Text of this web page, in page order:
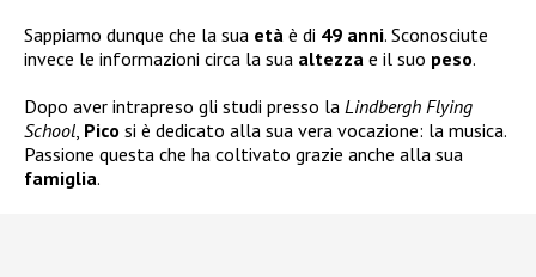
Sappiamo dunque che la sua età è di 49 anni. Sconosciute
invece le informazioni circa la sua altezza e il suo peso.
Dopo aver intrapreso gli studi presso la Lindbergh Flying
School, Pico si è dedicato alla sua vera vocazione: la musica.
Passione questa che ha coltivato grazie anche alla sua
famiglia.